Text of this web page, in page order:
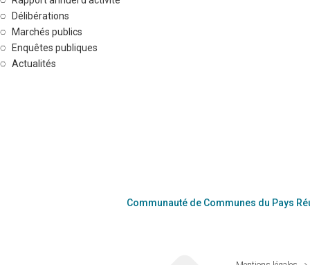
Délibérations
Marchés publics
Enquêtes publiques
Actualités
Communauté de Communes du Pays